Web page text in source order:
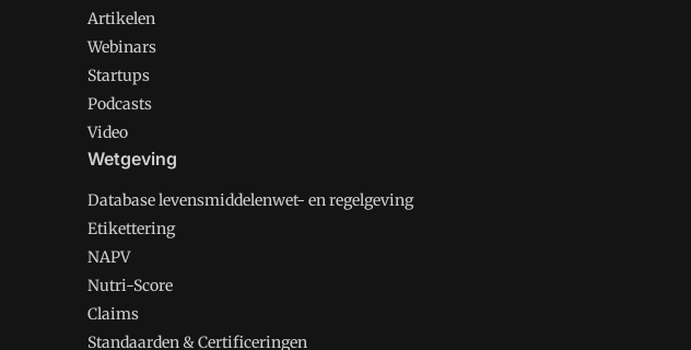
Artikelen
Webinars
Startups
Podcasts
Video
Wetgeving
Database levensmiddelenwet- en regelgeving
Etikettering
NAPV
Nutri-Score
Claims
Standaarden & Certificeringen